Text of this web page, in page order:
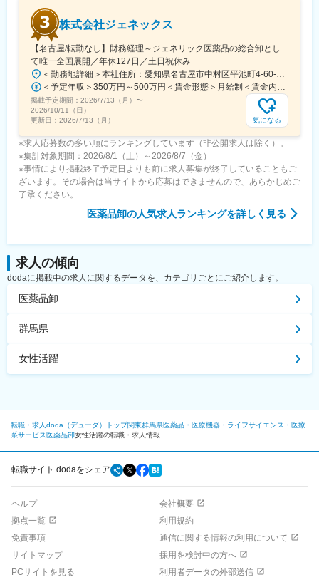
株式会社ジェネックス
【名古屋/転勤なし】財務経理～ジェネリック医薬品の総合卸とし
て唯一全国展開／年休127日／土日祝休み
＜勤務地詳細＞本社住所：愛知県名古屋市中村区平池町4-60-12 グローバルゲート27F受動喫煙対策：敷地内喫煙可能場所あり変更の範囲：無
＜予定年収＞350万円～500万円＜賃金形態＞月給制＜賃金内訳＞月額（基本給）：250,000円～357,000円＜月給＞250,000円～357,000円＜昇給有無＞有＜残業手当＞有＜給与補足＞昇給：年１回（３月）賞与：年２回（6月、12月）※経験、スキルに応じて相談のうえ決定いたします※残業手当は別途支給30歳年収：350万円／月給25万円+賞与35歳年収：400万円／月給28.5万円+賞与賃金はあくまでも目安の金額であり、選考を通じて上下する可能性があります。月給(月額)は固定手当を含めた表記です。
掲載予定期間： 2026/7/13（月） 〜
2026/10/11（日）
更新日： 2026/7/13（月） 気になる
※求人応募数の多い順にランキングしています（非公開求人は除く）。
※集計対象期間：2026/8/1（土）～2026/8/7（金）
※事情により掲載終了予定日よりも前に求人募集が終了していることもご
ざいます。その場合は当サイトから応募はできませんので、あらかじめご
了承ください。
医薬品卸の人気求人ランキングを詳しく見る
求人の傾向
dodaに掲載中の求人に関するデータを、カテゴリごとにご紹介します。
医薬品卸
群馬県
女性活躍
転職・求人doda（デューダ）トップ関東群馬県医薬品・医療機器・ライフサイエンス・医療
系サービス 医薬品卸女性活躍の転職・求人情報
転職サイト dodaをシェア
ヘルプ
会社概要
拠点一覧
利用規約
免責事項
通信に関する情報の利用について
サイトマップ
採用を検討中の方へ
PCサイトを見る
利用者データの外部送信